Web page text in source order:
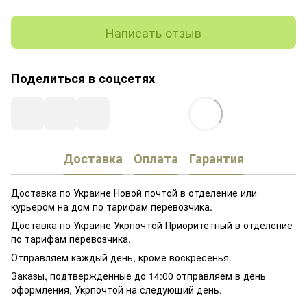
Написать отзыв
Поделиться в соцсетях
Доставка Оплата Гарантия
Доставка по Украине Новой почтой в отделение или
курьером на дом по тарифам перевозчика.
Доставка по Украине Укрпочтой Приоритетный в отделение
по тарифам перевозчика.
Отправляем каждый день, кроме воскресенья.
Заказы, подтвержденные до 14:00 отправляем в день
оформления, Укрпочтой на следующий день.